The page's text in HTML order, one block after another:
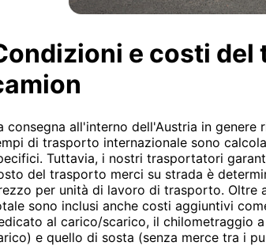
e costi del
consegna all'interno dell'Austria in genere
di trasporto internazionale sono
Tuttavia, i nostri trasportatori
del trasporto merci su strada è
per unità di lavoro di trasporto. Oltre
sono inclusi anche costi aggiuntivi
al carico/scarico, il chilometraggio
e quello di sosta (senza merce tra i